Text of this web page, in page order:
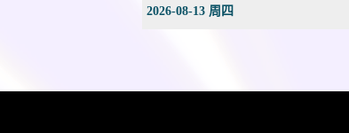
2026-08-13 周四